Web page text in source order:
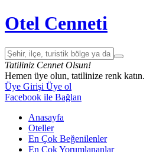
Otel Cenneti
Tatiliniz Cennet Olsun!
Hemen üye olun, tatilinize renk katın.
Üye Girişi Üye ol
Facebook ile Bağlan
Anasayfa
Oteller
En Çok Beğenilenler
En Çok Yorumlananlar